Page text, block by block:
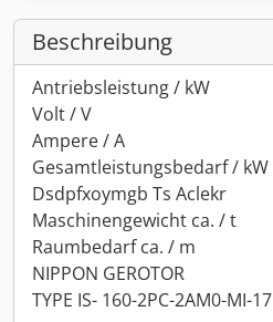
Beschreibung
Antriebsleistung / kW
Volt / V
Ampere / A
Gesamtleistungsbedarf / kW
Dsdpfxoymgb Ts Aclekr
Maschinengewicht ca. / t
Raumbedarf ca. / m
NIPPON GEROTOR
TYPE IS- 160-2PC-2AM0-MI-17